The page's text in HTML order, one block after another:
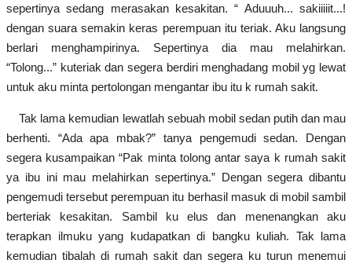
sepertinya sedang merasakan kesakitan. “ Aduuuh... sakiiiiit...!
dengan suara semakin keras perempuan itu teriak. Aku langsung
berlari menghampirinya. Sepertinya dia mau melahirkan.
“Tolong...” kuteriak dan segera berdiri menghadang mobil yg lewat
untuk aku minta pertolongan mengantar ibu itu k rumah sakit.
Tak lama kemudian lewatlah sebuah mobil sedan putih dan mau
berhenti. “Ada apa mbak?” tanya pengemudi sedan. Dengan
segera kusampaikan “Pak minta tolong antar saya k rumah sakit
ya ibu ini mau melahirkan sepertinya.” Dengan segera dibantu
pengemudi tersebut perempuan itu berhasil masuk di mobil sambil
berteriak kesakitan. Sambil ku elus dan menenangkan aku
terapkan ilmuku yang kudapatkan di bangku kuliah. Tak lama
kemudian tibalah di rumah sakit dan segera ku turun menemui